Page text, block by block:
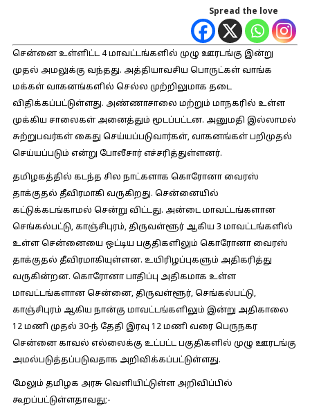
Spread the love
சென்னை உள்ளிட்ட 4 மாவட்டங்களில் முழு ஊரடங்கு இன்று
முதல் அமலுக்கு வந்தது. அத்தியாவசிய பொருட்கள் வாங்க
மக்கள் வாகனங்களில் செல்ல முற்றிலுமாக தடை
விதிக்கப்பட்டுள்ளது. அண்ணாசாலை மற்றும் மாநகரில் உள்ள
முக்கிய சாலைகள் அனைத்தும் மூடப்பட்டன. அனுமதி இல்லாமல்
சுற்றுபவர்கள் கைது செய்யப்படுவார்கள், வாகனங்கள் பறிமுதல்
செய்யப்படும் என்று போலீசார் எச்சரித்துள்ளனர்.
தமிழகத்தில் கடந்த சில நாட்களாக கொரோனா வைரஸ்
தாக்குதல் தீவிரமாகி வருகிறது. சென்னையில்
கட்டுக்கடங்காமல் சென்று விட்டது. அன்டை மாவட்டங்களான
செங்கல்பட்டு, காஞ்சிபுரம், திருவள்ளூர் ஆகிய 3 மாவட்டங்களில்
உள்ள சென்னையை ஒட்டிய பகுதிகளிலும் கொரோனா வைரஸ்
தாக்குதல் தீவிரமாகியுள்ளன. உயிரிழப்புகளும் அதிகரித்து
வருகின்றன. கொரோனா பாதிப்பு அதிகமாக உள்ள
மாவட்டங்களான சென்னை, திருவள்ளூர், செங்கல்பட்டு,
காஞ்சிபுரம் ஆகிய நான்கு மாவட்டங்களிலும் இன்று அதிகாலை
12 மணி முதல் 30-ந் தேதி இரவு 12 மணி வரை பெருநகர
சென்னை காவல் எல்லைக்கு உட்பட்ட பகுதிகளில் முழு ஊரடங்கு
அமல்படுத்தப்படுவதாக அறிவிக்கப்பட்டுள்ளது.
மேலும் தமிழக அரசு வெளியிட்டுள்ள அறிவிப்பில்
கூறப்பட்டுள்ளதாவது;-